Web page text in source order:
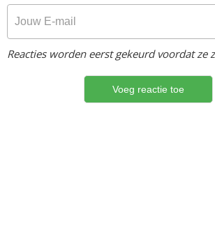
Reacties worden eerst gekeurd voordat ze